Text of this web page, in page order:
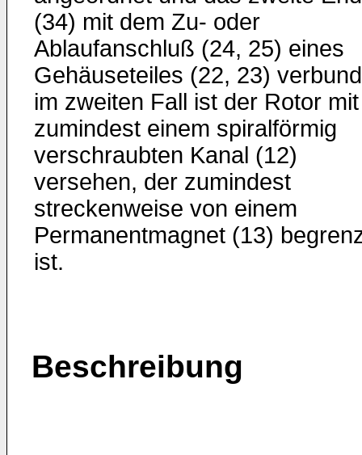
(34) mit dem Zu- oder
Ablaufanschluß (24, 25) eines
Gehäuseteiles (22, 23)
im zweiten Fall ist der Rotor mit
zumindest einem spiralförmig
verschraubten Kanal (12)
versehen, der zumindest
streckenweise von einem
Permanentmagnet (13)
ist.
Beschreibung